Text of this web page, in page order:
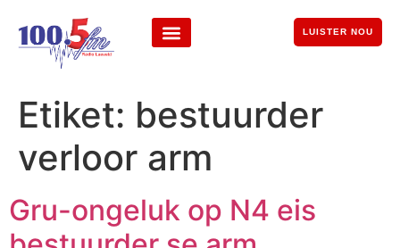
LUISTER NOU
Etiket: bestuurder
verloor arm
Gru-ongeluk op N4 eis